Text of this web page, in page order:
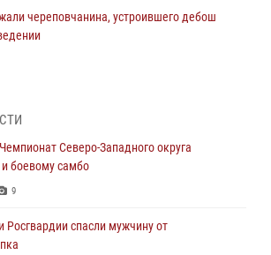
череповчанина, устроившего дебош
победители и призеры Чемпионатов
Росгвардии по спортивному и боевому
1
Северо-Западного округа
боевому самбо
9
Росгвардии спасли мужчину от